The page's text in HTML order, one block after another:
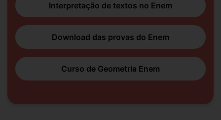
Interpretação de textos no Enem
Download das provas do Enem
Curso de Geometria Enem